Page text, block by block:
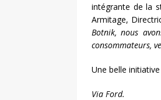
intégrante de la
Armitage,
Botnik, nous
consommateurs,
Une belle
Via Ford.